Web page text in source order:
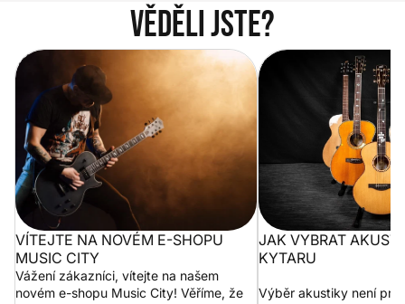
Věděli jste?
Vítejte na novém e-shopu Music
City
VÍTEJTE NA NOVÉM E-SHOPU
MUSIC CITY
Vážení zákazníci, vítejte na našem
novém e-shopu Music City! Věříme, že
Jak vybrat
JAK VYBRAT
KYTARU
Výběr akustiky není pro